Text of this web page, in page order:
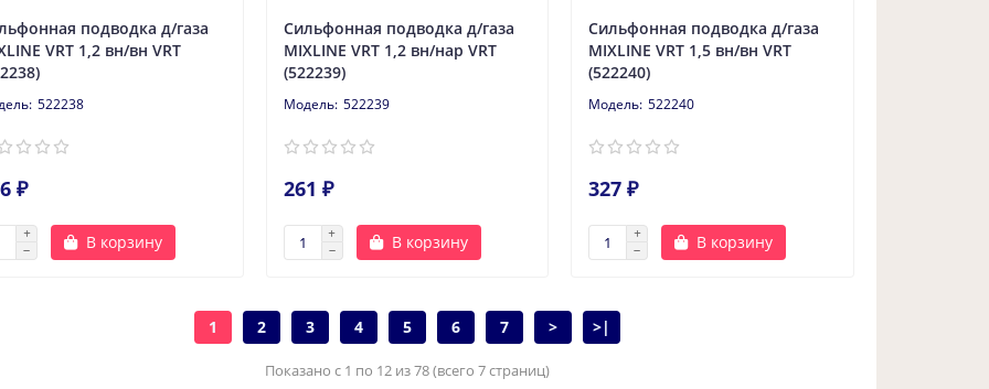
подводка д/газа
VRT 1,2 вн/вн VRT
522238
₽
В корзину
Сильфонная подводка д/газа
MIXLINE VRT 1,2 вн/нар VRT
(522239)
522239
261 ₽
В корзину
Сильфонная подводка д/газа
MIXLINE VRT 1,5 вн/вн VRT
(522240)
522240
327 ₽
В корзину
1 2 3 4 5 6 7 > >|
Показано с 1 по 12 из 78 (всего 7 страниц)